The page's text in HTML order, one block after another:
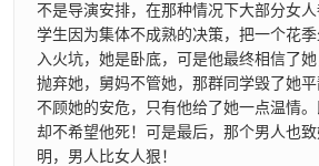
不是导演安排，在那种情况下大部分女
学生因为集体不成熟的决策，把一个花
入火坑，她是卧底，可是他最终相信了
抛弃她，舅妈不管她，那群同学毁了她
不顾她的安危，只有他给了她一点温情
却不希望他死！可是最后，那个男人也
明，男人比女人狠！